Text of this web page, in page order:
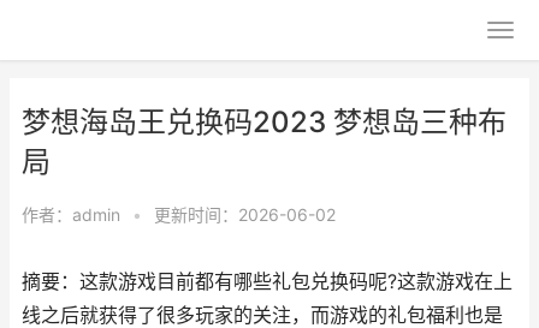
梦想海岛王兑换码2023 梦想岛三种布
局
作者： admin • 更新时间：2026-06-02
摘要：这款游戏目前都有哪些礼包兑换码呢?这款游戏在上
线之后就获得了很多玩家的关注，而游戏的礼包福利也是